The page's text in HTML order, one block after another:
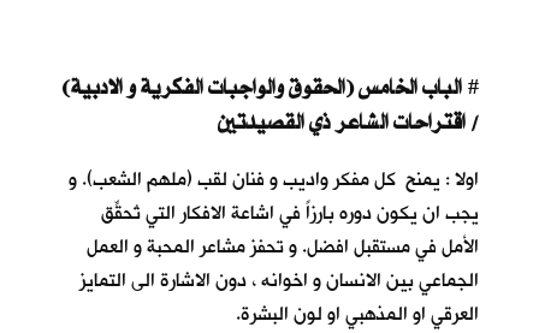
# الباب الخامس (الحقوق والواجبات الفكرية و الادبية)
/ اقتراحات الشاعر ذي القصيدتين
اولا : يمنح كل مفكر واديب و فنان لقب (ملهم الشعب). و
يجب ان يكون دوره بارزاً في اشاعة الافكار التي تُحقِّق
الأمل في مستقبل افضل. و تحفز مشاعر المحبة و العمل
الجماعي بين الانسان و اخوانه ، دون الاشارة الى التمايز
العرقي او المذهبي او لون البشرة.